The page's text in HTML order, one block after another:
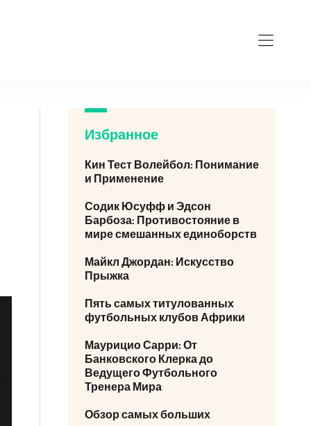
Избранное
Кин Тест Волейбол: Понимание
и Применение
Содик Юсуфф и Эдсон
Барбоза: Противостояние в
мире смешанных единоборств
Майкл Джордан: Искусство
Прыжка
Пять самых титулованных
футбольных клубов Африки
Маурицио Сарри: От
Банковского Клерка до
Ведущего Футбольного
Тренера Мира
Обзор самых больших